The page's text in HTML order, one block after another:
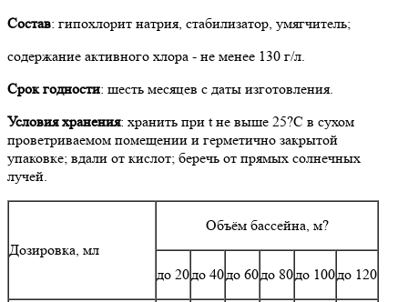
Состав: гипохлорит натрия, стабилизатор, умягчитель;
содержание активного хлора - не менее 130 г/л.
Срок годности: шесть месяцев с даты изготовления.
Условия хранения: хранить при t не выше 25?С в сухом
проветриваемом помещении и герметично закрытой
упаковке; вдали от кислот; беречь от прямых солнечных
лучей.
Дозировка, мл
Объём бассейна, м?
до 20до 40до 60до 80до 100до 120